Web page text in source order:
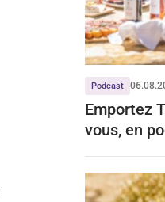
Podcast
Emportez
vous, en